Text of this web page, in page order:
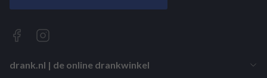
drank.nl | de online drankwinkel